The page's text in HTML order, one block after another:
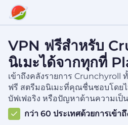
VPN ฟรีสำหรับ
นิเมะได้จากทุกที่
เข้าถึงคลังรายการ Crunchyroll
ฟรี สตรีมอนิเมะที่คุณชื่นชอบโดย
บัฟเฟอริง หรือปัญหาด้านความเป็
กว่า 60 ประเทศด้วยการเข้